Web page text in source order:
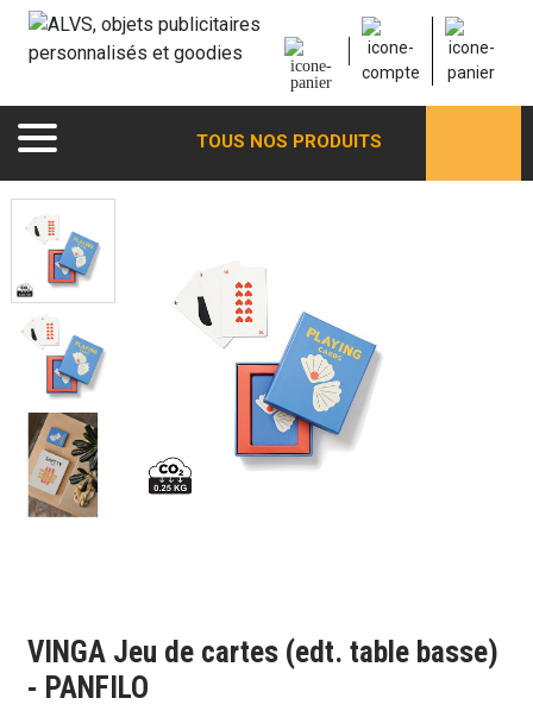
TOUS NOS PRODUITS
VINGA Jeu de cartes (edt. table basse)
- PANFILO